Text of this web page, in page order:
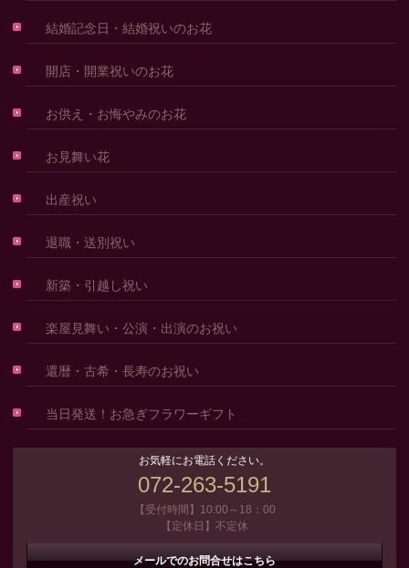
結婚記念日・結婚祝いのお花
開店・開業祝いのお花
お供え・お悔やみのお花
お見舞い花
出産祝い
退職・送別祝い
新築・引越し祝い
楽屋見舞い・公演・出演のお祝い
還暦・古希・長寿のお祝い
当日発送！お急ぎフラワーギフト
お気軽にお電話ください。
072-263-5191
【受付時間】10:00～18：00
【定休日】不定休
メールでのお問合せはこちら